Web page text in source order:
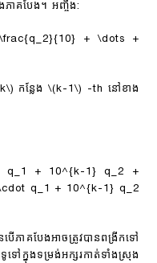
ភាគបែង។ អញ្ចឹង:
+ \dots +
កន្លែង\(k-1\)
-th នៅខាង
q_1 + 10^{k-1} q_2 +
q_1 + 10^{k-1} q_2
អាចត្រូវបានពង្រីកទៅ
នុងទម្រង់អក្សរកាត់ទាំងស្រុង